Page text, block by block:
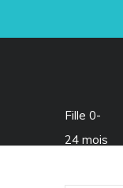
Fille 0-
24 mois